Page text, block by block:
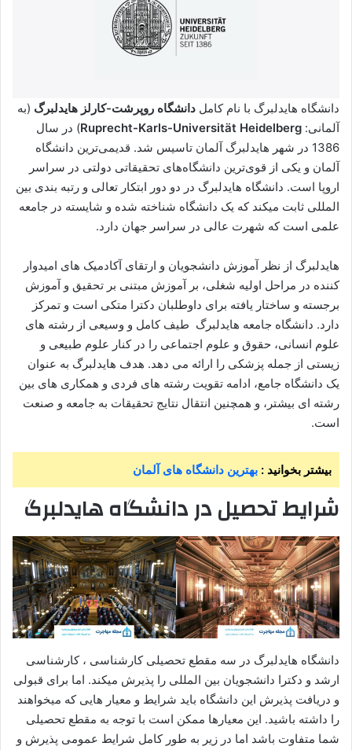
دانشگاه هایدلبرگ با نام کامل دانشگاه روپرشت-کارلز هایدلبرگ (به
آلمانی: Ruprecht-Karls-Universität Heidelberg) در سال
1386 در شهر هایدلبرگ آلمان تاسیس شد. قدیمی‌ترین دانشگاه
آلمان و یکی از قوی‌ترین دانشگاه‌های تحقیقاتی دولتی در سراسر
اروپا است. دانشگاه هایدلبرگ در دو دور ابتکار تعالی و رتبه بندی بین
المللی ثابت میکند که یک دانشگاه شناخته شده و شایسته در جامعه
علمی است که شهرت عالی در سراسر جهان دارد.
هایدلبرگ از نظر آموزش دانشجویان و ارتقای آکادمیک های امیدوار
کننده در مراحل اولیه شغلی، بر آموزش مبتنی بر تحقیق و آموزش
برجسته و ساختار یافته برای داوطلبان دکترا متکی است و تمرکز
دارد. دانشگاه جامعه هایدلبرگ طیف کامل و وسیعی از رشته های
علوم انسانی، حقوق و علوم اجتماعی را در کنار علوم طبیعی و
زیستی از جمله پزشکی را ارائه می دهد. هدف هایدلبرگ به عنوان
یک دانشگاه جامع، ادامه تقویت رشته های فردی و همکاری های بین
رشته ای بیشتر، و همچنین انتقال نتایج تحقیقات به جامعه و صنعت
است.
بیشتر بخوانید : بهترین دانشگاه های آلمان
شرایط تحصیل در دانشگاه هایدلبرگ
دانشگاه هایدلبرگ در سه مقطع تحصیلی کارشناسی ، کارشناسی
ارشد و دکترا دانشجویان بین المللی را پذیرش میکند. اما برای قبولی
و دریافت پذیرش این دانشگاه باید شرایط و معیار هایی که میخواهند
را داشته باشید. این معیارها ممکن است با توجه به مقطع تحصیلی
شما متفاوت باشد اما در زیر به طور کامل شرایط عمومی پذیرش و